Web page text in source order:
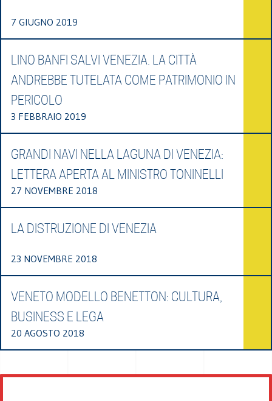
7 GIUGNO 2019
LINO BANFI SALVI VENEZIA. LA CITTÀ
ANDREBBE TUTELATA COME PATRIMONIO IN
PERICOLO
3 FEBBRAIO 2019
GRANDI NAVI NELLA LAGUNA DI VENEZIA:
LETTERA APERTA AL MINISTRO TONINELLI
27 NOVEMBRE 2018
LA DISTRUZIONE DI VENEZIA
23 NOVEMBRE 2018
VENETO MODELLO BENETTON: CULTURA,
BUSINESS E LEGA
20 AGOSTO 2018